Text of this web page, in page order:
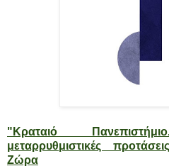
"Κραταιό
μεταρρυθμιστικές
Ζώρα